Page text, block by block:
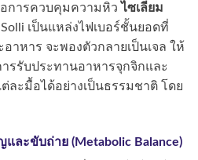
การควบคุมความหิว ไซเลียม
เป็นแหล่งไฟเบอร์ชั้นยอดที่
าหาร จะพองตัวกลายเป็นเจล ให้
รรับประทานอาหารจุกจิกและ
ะมื้อได้อย่างเป็นธรรมชาติ โดย
ละขับถ่าย (Metabolic Balance)